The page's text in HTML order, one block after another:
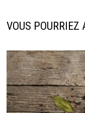
VOUS POURRIEZ